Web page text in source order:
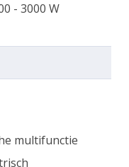
- 3000 W
multifunctie